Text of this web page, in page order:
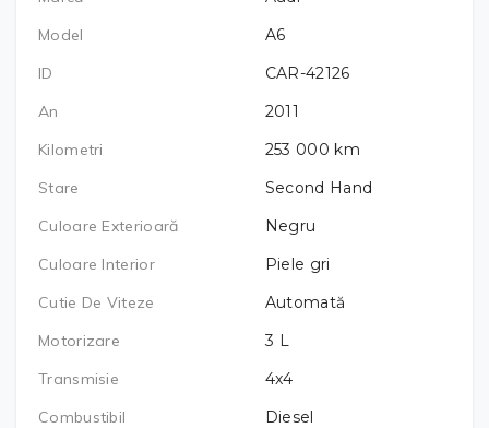
Model
A6
ID
CAR-42126
An
2011
Kilometri
253 000 km
Stare
Second Hand
Culoare Exterioară
Negru
Culoare Interior
Piele gri
Cutie De Viteze
Automată
Motorizare
3 L
Transmisie
4x4
Combustibil
Diesel